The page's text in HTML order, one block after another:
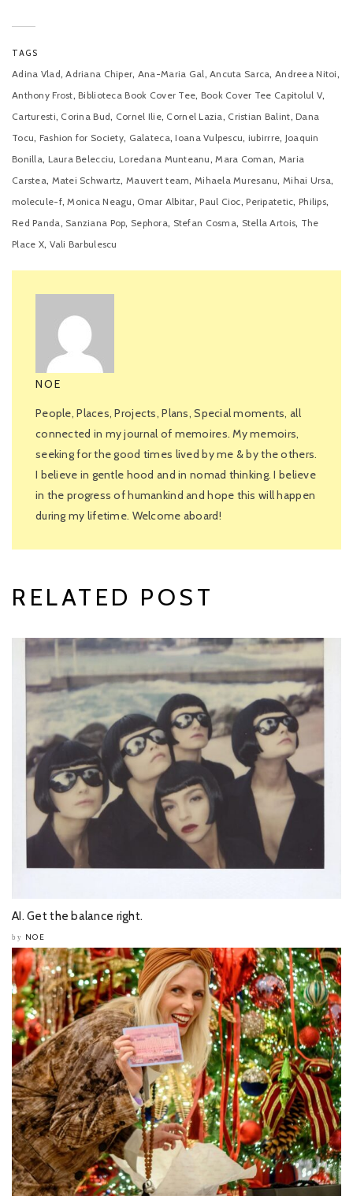
TAGS
Adina Vlad,Adriana Chiper, Ana-Maria Gal,Ancuta Sarca, Andreea Nitoi,
Anthony Frost,Biblioteca Book Cover Tee, Book Cover Tee Capitolul V,
Carturesti, Corina Bud, Cornel Ilie, Cornel Lazia, Cristian Balint,Dana
Tocu, Fashion for Society, Galateca,Ioana Vulpescu, iubirrre, Joaquin
Bonilla, Laura Belecciu,Loredana Munteanu,Mara Coman, Maria
Carstea, Matei Schwartz,Mauvert team, Mihaela Muresanu, Mihai Ursa,
molecule-f,Monica Neagu, Omar Albitar,Paul Cioc,Peripatetic, Philips,
Red Panda, Sanziana Pop, Sephora, Stefan Cosma, Stella Artois, The
Place X, Vali Barbulescu
NOE
People, Places, Projects, Plans, Special moments, all
connected in my journal of memoires. My memoirs,
seeking for the good times lived by me & by the others.
I believe in gentle hood and in nomad thinking. I believe
in the progress of humankind and hope this will happen
during my lifetime. Welcome aboard!
RELATED POST
AI. Get the balance right.
by NOE